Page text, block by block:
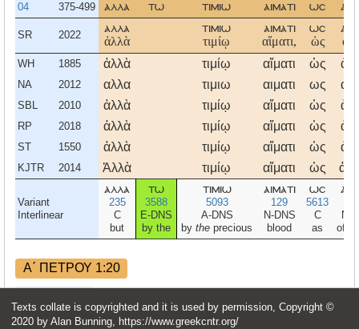
04 375-499 αλλα τω τιμιω αιματι ωσ
SR 2022
αλλα
ἀλλὰ
τιμιω
τιμίῳ
αιματι
αἵματι,
ωσ
ὡς
WH 1885 ἀλλὰ τιμίῳ αἵματι ὡς
NA 2012 αλλα τιμιω αιματι ως
SBL 2010 ἀλλὰ τιμίῳ αἵματι ὡς
RP 2018 ἀλλὰ τιμίῳ αἵματι ὡς
ST 1550 ἀλλὰ τιμίῳ αἵματι ὡς
KJTR 2014 Ἀλλὰ τιμίῳ αἵματι ὡς
Variant
Interlinear
αλλα
235
C
but
τω
3588
E-DNS
by the
τιμιω
5093
A-DNS
by the precious
αιματι
129
N-DNS
blood
ωσ
5613
C
as
N-
of
Α΄ ΠΕΤΡΟΥ 1:20
TGV
τη δημιουργία του κόσμου, φανερώθηκε
όμως για χάρη σας τα τελευταία χρόνια.
Texts collate is copyrighted and it is used by permission, Copyright ©
2020 by Alan Bunning, https://www.greekcntr.org/